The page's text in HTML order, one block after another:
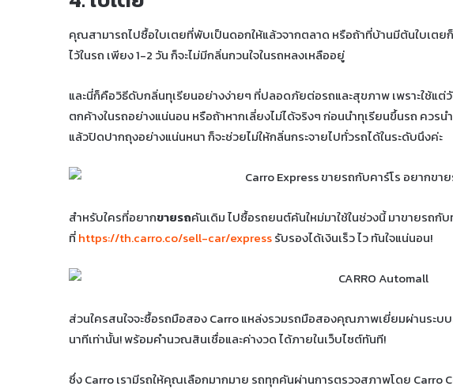
คุณสามารถไปซื้อใบเตยที่พับเป็นดอกให้แล้วจากตลาด หรือถ้าที่บ้านมีต้นใบเตย
ไว้ในรถ เพียง 1-2 วัน ก็จะไม่มีกลิ่นกวนใจในรถหลงเหลืออยู่
และนี่ก็คือวิธีดับกลิ่นทุเรียนอย่างง่ายๆ ที่ปลอดภัยต่อรถและสุขภาพ เพราะใช้แ
ตกค้างในรถอย่างแน่นอน หรือถ้าหากเลี่ยงไม่ได้จริงๆ ก่อนนำทุเรียนขึ้นรถ ควร
แล้วปิดปากถุงอย่างแน่นหนา ก็จะช่วยไม่ให้กลิ่นกระจายไปทั่วรถได้ในระดับนึงค่ะ
สำหรับใครที่อยากขายรถคันเดิม ไปซื้อรถยนต์คันใหม่มาใช้ในช่วงนี้ มาขายรถกับ
ที่https://th.carro.co/sell-car/expressรับรองได้เงินเร็ว ไว ทันใจแน่นอน!
ส่วนใครสนใจจะซื้อรถมือสอง Carro แหล่งรวมรถมือสองคุณภาพเยี่ยมผ่านระบ
นาทีเท่านั้น! พร้อมคำนวณสินเชื่อและค่างวด ได้ภายในเว็บไซต์ทันที!
ซึ่ง Carro เรามีรถให้คุณเลือกมากมาย รถทุกคันผ่านการตรวจสภาพโดย Carro